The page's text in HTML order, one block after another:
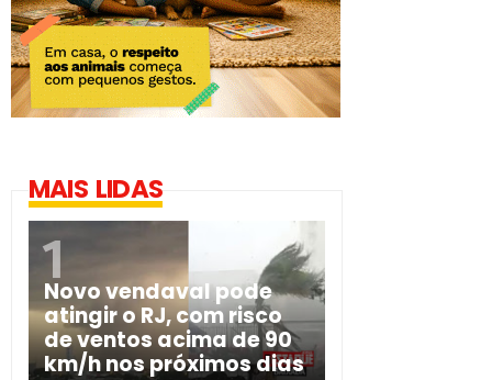
MAIS LIDAS
Novo vendaval pode
atingir o RJ, com risco
de ventos acima de 90
km/h nos próximos dias